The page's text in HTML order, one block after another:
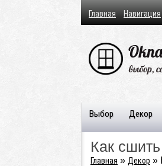
Главная Навигация
Выбор Декор
Как
Главная » Декор »